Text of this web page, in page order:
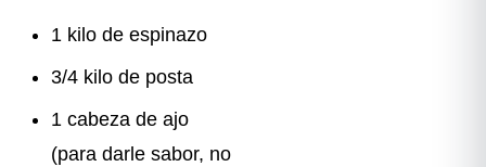
1 kilo de espinazo
3/4 kilo de posta
1 cabeza de ajo
(para darle sabor, no